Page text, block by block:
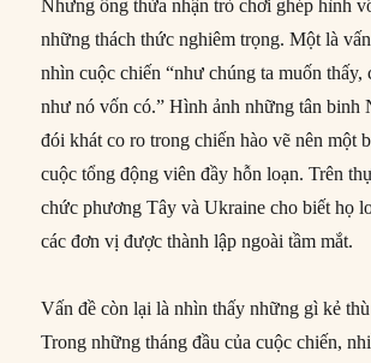
Nhưng ông thừa nhận trò chơi ghép hình
những thách thức nghiêm trọng. Một là
nhìn cuộc chiến “như chúng ta muốn thấy,
như nó vốn có.” Hình ảnh những tân binh
đói khát co ro trong chiến hào vẽ nên một
cuộc tổng động viên đầy hỗn loạn. Trên
chức phương Tây và Ukraine cho biết họ
các đơn vị được thành lập ngoài tầm mắt.
Vấn đề còn lại là nhìn thấy những gì kẻ
Trong những tháng đầu của cuộc chiến,